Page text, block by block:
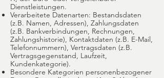
Dienstleistungen.
Verarbeitete Datenarten: Bestandsdaten
(z.B. Namen, Adressen), Zahlungsdaten
(z.B. Bankverbindungen, Rechnungen,
Zahlungshistorie), Kontaktdaten (z.B. E-Mail,
Telefonnummern), Vertragsdaten (z.B.
Vertragsgegenstand, Laufzeit,
Kundenkategorie).
Besondere Kategorien personenbezogener